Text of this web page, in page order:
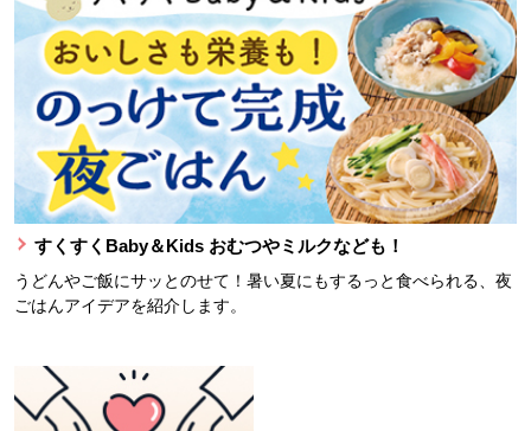
すくすくBaby＆Kids おむつやミルクなども！
うどんやご飯にサッとのせて！暑い夏にもするっと食べられる、夜
ごはんアイデアを紹介します。